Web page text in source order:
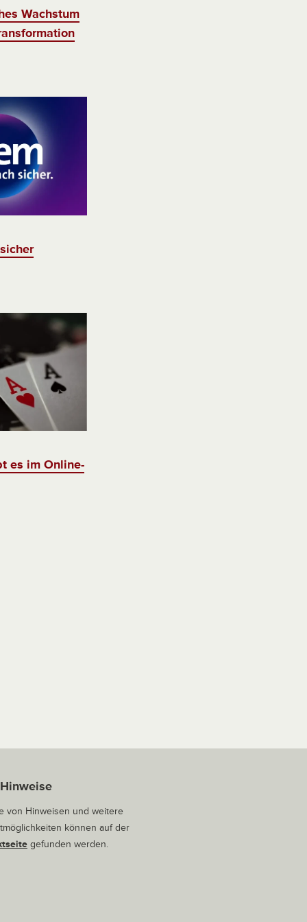
Wachstum
es im Online-
von Hinweisen und weitere
können auf der
gefunden werden.